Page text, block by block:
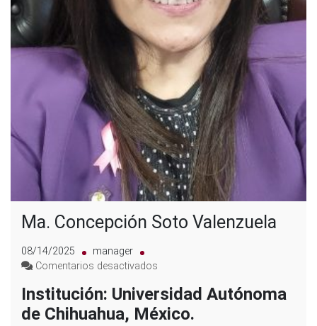
Ma. Concepción Soto Valenzuela
08/14/2025
manager
Comentarios desactivados
Concepción
Soto
Institución: Universidad Autónoma
de Chihuahua, México.